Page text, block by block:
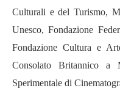
Culturali e del Turismo,
Unesco, Fondazione
Fondazione Cultura e
Consolato Britannico a
Sperimentale di